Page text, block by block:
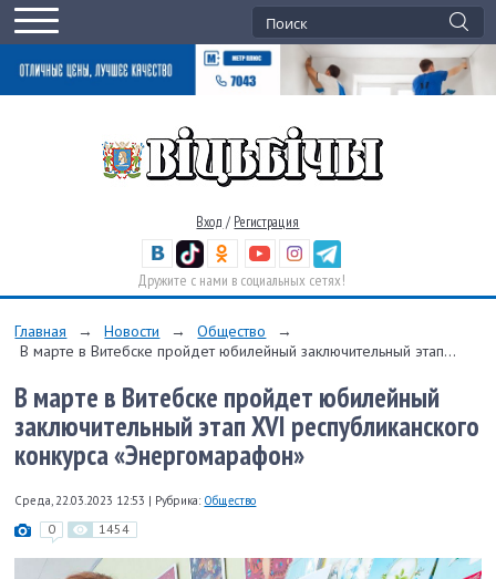
Вход / Регистрация
Дружите с нами в социальных сетях!
Главная → Новости → Общество
→
В марте в Витебске пройдет юбилейный заключительный этап...
В марте в Витебске пройдет юбилейный
заключительный этап XVI республиканского
конкурса «Энергомарафон»
Среда, 22.03.2023 12:53 | Рубрика: Общество
0 1454